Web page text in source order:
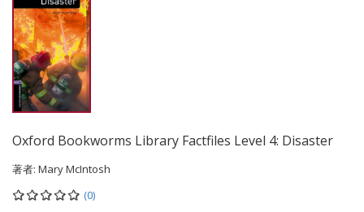
Oxford Bookworms Library Factfiles Level 4: Disaster
著者: Mary McIntosh
(0)